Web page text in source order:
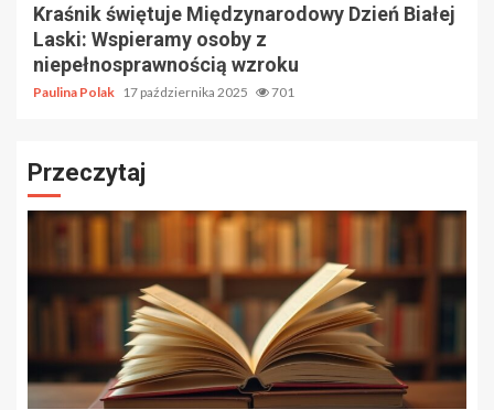
Kraśnik świętuje Międzynarodowy Dzień Białej
Laski: Wspieramy osoby z
niepełnosprawnością wzroku
Paulina Polak 17 października 2025 701
Przeczytaj